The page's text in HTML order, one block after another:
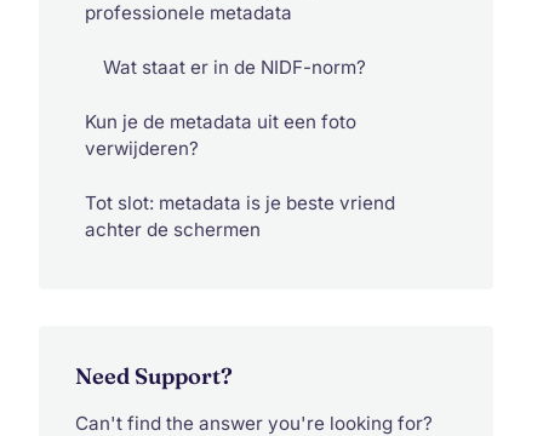
professionele metadata
Wat staat er in de NIDF-norm?
Kun je de metadata uit een foto
verwijderen?
Tot slot: metadata is je beste vriend
achter de schermen
Need Support?
Can't find the answer you're looking for?